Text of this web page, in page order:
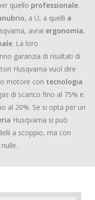
quello professionale.
, a U, a quelli a
avrai ergonomia,
. La loro
garanzia di risultati di
Husqvarna vuol dire
motore con tecnologia
di scarico fino al 75% e
al 20%. Se si opta per un
Husqvarna si può
a scoppio, ma con